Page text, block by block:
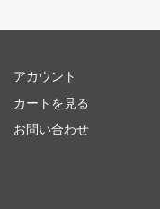
アカウント
カートを見る
お問い合わせ